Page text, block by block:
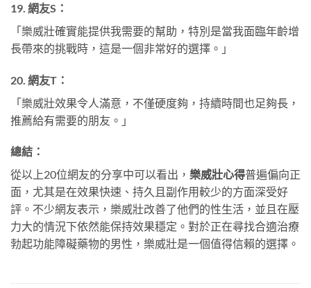
19. 網友S：
「樂威壯確實能提供我需要的幫助，特別是當我面臨年齡增
長帶來的挑戰時，這是一個非常好的選擇。」
20. 網友T：
「樂威壯效果令人滿意，不僅硬度夠，持續時間也足夠長，
推薦給有需要的朋友。」
總結：
從以上20位網友的分享中可以看出， 樂威壯心得普遍偏向正
面，尤其是在效果快速、持久且副作用較少的方面深受好
評。不少網友表示，樂威壯改善了他們的性生活，並且在壓
力大的情況下依然能保持效果穩定。對於正在尋找合適治療
勃起功能障礙藥物的男性，樂威壯是一個值得信賴的選擇。